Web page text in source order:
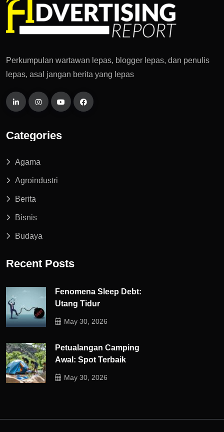
Perkumpulan wartawan lepas, blogger lepas, dan penulis
lepas, asal jangan berita yang lepas
Categories
Agama
Agroindustri
Berita
Bisnis
Budaya
Recent Posts
Fenomena Sleep Debt:
Utang Tidur
May 30, 2026
Petualangan Camping
Awal: Spot Terbaik
May 30, 2026